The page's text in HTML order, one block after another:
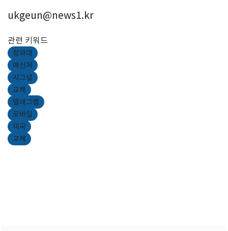
ukgeun@news1.kr
관련 키워드
청와대
메신저
시그널
교체
텔레그램
모바일
미국
교체